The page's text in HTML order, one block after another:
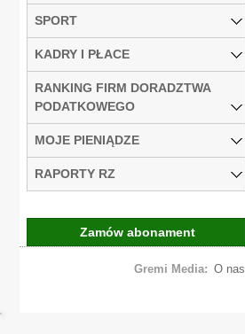
SPORT
KADRY I PŁACE
RANKING FIRM DORADZTWA
PODATKOWEGO
MOJE PIENIĄDZE
RAPORTY RZ
Zamów abonament
Gremi Media: O nas